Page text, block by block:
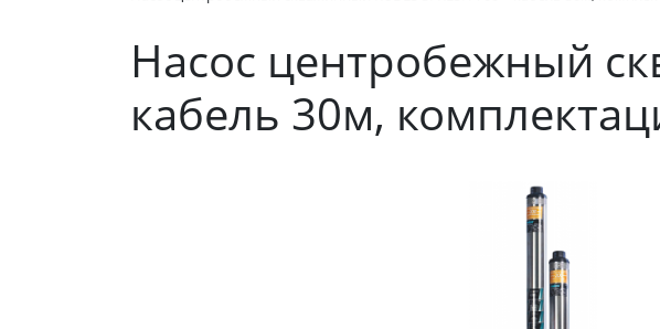
Насос центробежный
кабель 30м,